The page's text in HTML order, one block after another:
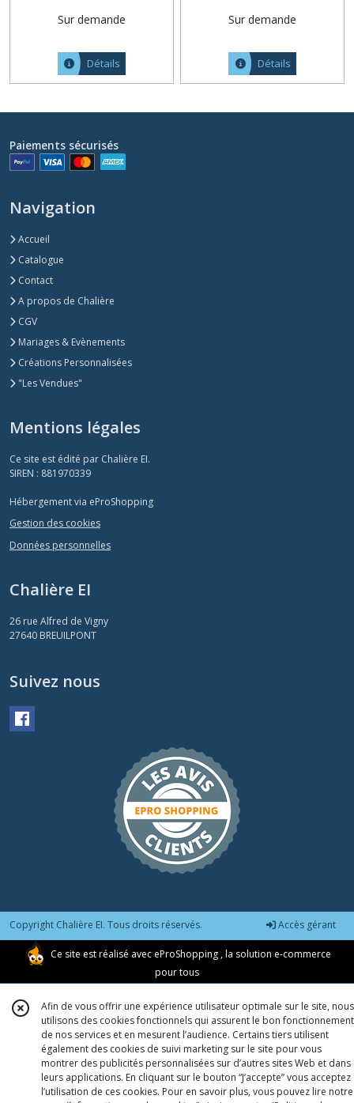
Sur demande
Détails
Sur demande
Détails
Paiements sécurisés
Navigation
Accueil
Catalogue
Contact
A propos de Chalière
CGV
Mariages & Evènements
Créations Personnalisées
"Les Vendues"
Mentions légales
Ce site est édité par Chalière EI.
SIREN : 881970339
Hébergement via eProShopping
Gestion des cookies
Données personnelles
Chalière EI
26 rue Alfred de Vigny
27640 BREUILPONT
Suivez nous
Copyright Chalière EI. Tous droits réservés. Accès gérant
Ce site est réalisé avec eProShopping , la solution e-commerce
pour tous
Afin de vous offrir une expérience utilisateur optimale sur le site, nous
utilisons des cookies fonctionnels qui assurent le bon fonctionnement
de nos services et en mesurent l’audience. Certains tiers utilisent
également des cookies de suivi marketing sur le site pour vous
montrer des publicités personnalisées sur d’autres sites Web et dans
leurs applications. En cliquant sur le bouton “J’accepte” vous acceptez
l’utilisation de ces cookies. Pour en savoir plus, vous pouvez lire notre